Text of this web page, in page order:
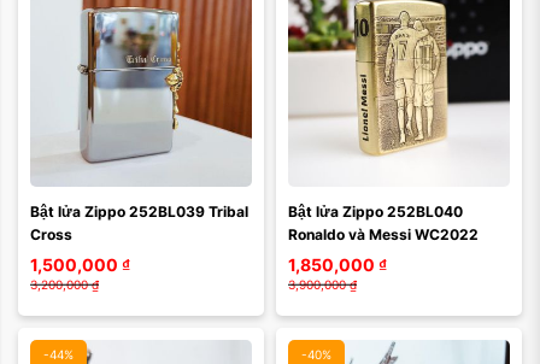
Bật lửa Zippo 252BL039 Tribal
Cross
1,500,000 ₫
3,200,000 ₫
Bật lửa Zippo 252BL040
Ronaldo và Messi WC2022
1,850,000 ₫
3,900,000 ₫
-44% -40%